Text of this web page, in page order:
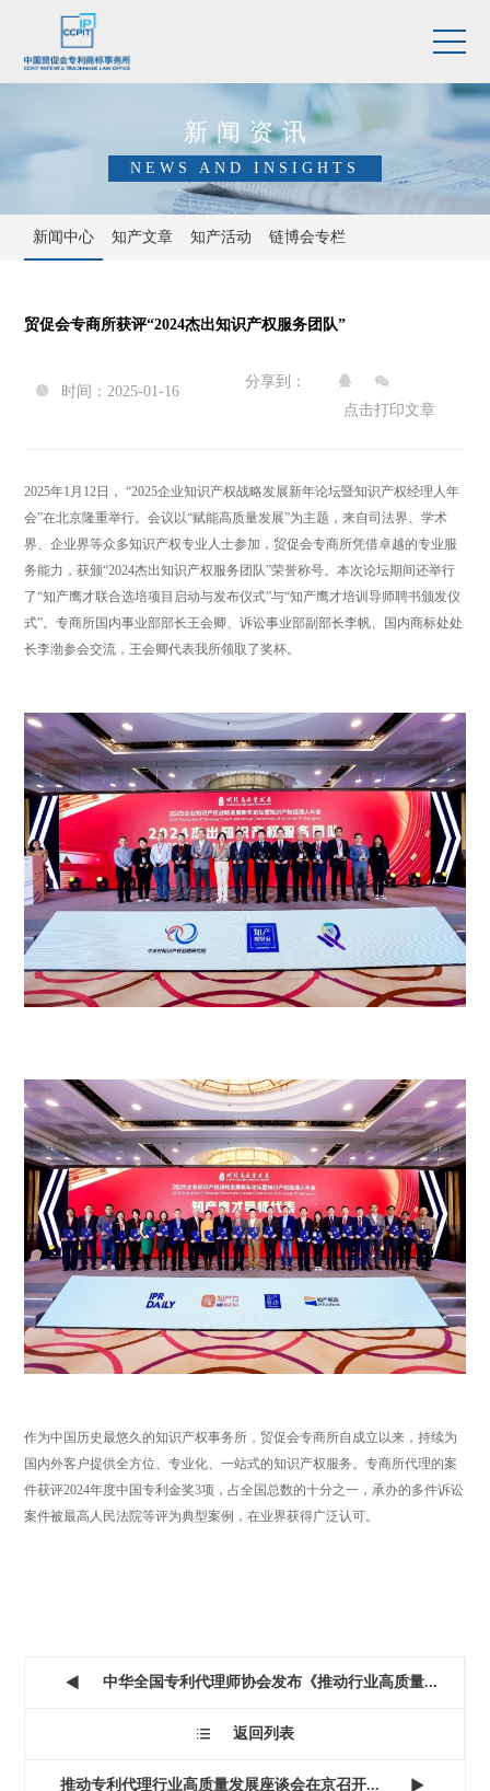
新闻资讯
NEWS AND INSIGHTS
新闻中心 知产文章 知产活动 链博会专栏
贸促会专商所获评“2024杰出知识产权服务团队”
 时间：2025-01-16
分享到：  
点击打印文章
2025年1月12日， “2025企业知识产权战略发展新年论坛暨知识产权经理人年
会”在北京隆重举行。会议以“赋能高质量发展”为主题，来自司法界、学术
界、企业界等众多知识产权专业人士参加，贸促会专商所凭借卓越的专业服
务能力，获颁“2024杰出知识产权服务团队”荣誉称号。本次论坛期间还举行
了“知产鹰才联合选培项目启动与发布仪式”与“知产鹰才培训导师聘书颁发仪
式”。专商所国内事业部部长王会卿、诉讼事业部副部长李帆、国内商标处处
长李渤参会交流，王会卿代表我所领取了奖杯。
作为中国历史最悠久的知识产权事务所，贸促会专商所自成立以来，持续为
国内外客户提供全方位、专业化、一站式的知识产权服务。专商所代理的案
件获评2024年度中国专利金奖3项，占全国总数的十分之一，承办的多件诉讼
案件被最高人民法院等评为典型案例，在业界获得广泛认可。
 中华全国专利代理师协会发布《推动行业高质量...
 返回列表
推动专利代理行业高质量发展座谈会在京召开... 